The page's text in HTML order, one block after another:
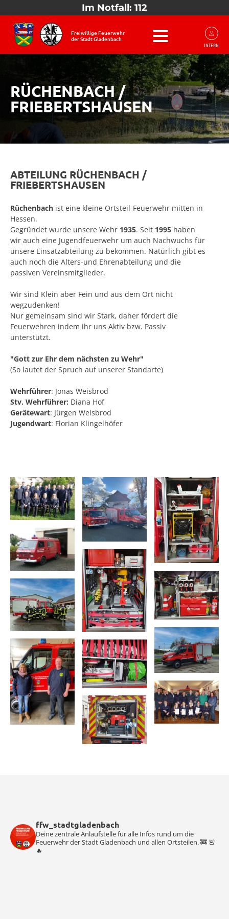
Im Notfall: 112
Freiwillige Feuerwehr
der Stadt Gladenbach
INTERN
RÜCHENBACH /
FRIEBERTSHAUSEN
ABTEILUNG RÜCHENBACH /
FRIEBERTSHAUSEN
Rüchenbach ist eine kleine Ortsteil-Feuerwehr mitten in
Hessen.
Gegründet wurde unsere Wehr 1935. Seit 1995 haben
wir auch eine Jugendfeuerwehr um auch Nachwuchs für
unsere Einsatzabteilung zu bekommen. Natürlich gibt es
auch noch die Alters-und Ehrenabteilung und die
passiven Vereinsmitglieder.
Wir sind Klein aber Fein und aus dem Ort nicht
wegzudenken!
Nur gemeinsam sind wir Stark, daher fördert die
Feuerwehren indem ihr uns Aktiv bzw. Passiv
unterstützt.
"Gott zur Ehr dem nächsten zu Wehr"
(So lautet der Spruch auf unserer Standarte)
Wehrführer: Jonas Weisbrod
Stv. Wehrführer: Diana Hof
Gerätewart: Jürgen Weisbrod
Jugendwart: Florian Klingelhöfer
ffw_stadtgladenbach
Deine zentrale Anlaufstelle für alle Infos rund um die
Feuerwehr der Stadt Gladenbach und allen Ortsteilen. 🚒 🚨
🔥